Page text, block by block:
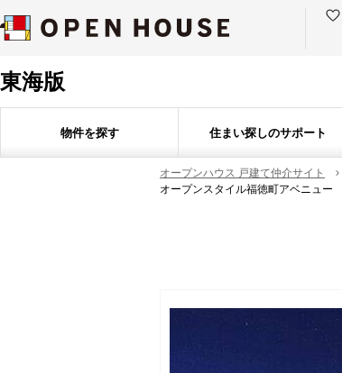
東海版
物件を探す 住まい探しのサポート
オープンハウス 戸建て仲介サイト
オープンスタイル福徳町アベニュー